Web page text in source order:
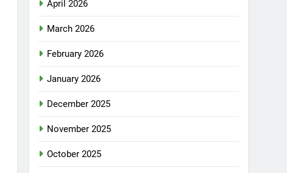
April 2026
March 2026
February 2026
January 2026
December 2025
November 2025
October 2025